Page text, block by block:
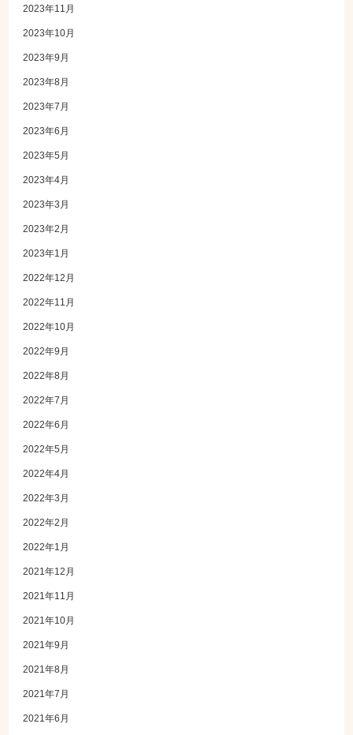
2023年11月
2023年10月
2023年9月
2023年8月
2023年7月
2023年6月
2023年5月
2023年4月
2023年3月
2023年2月
2023年1月
2022年12月
2022年11月
2022年10月
2022年9月
2022年8月
2022年7月
2022年6月
2022年5月
2022年4月
2022年3月
2022年2月
2022年1月
2021年12月
2021年11月
2021年10月
2021年9月
2021年8月
2021年7月
2021年6月